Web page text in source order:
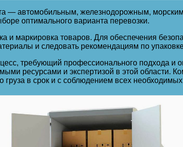
— автомобильным, железнодорожным,
оптимального варианта перевозки.
маркировка товаров. Для обеспечения
и следовать рекомендациям по
требующий профессионального подхода и
ресурсами и экспертизой в этой области.
в срок и с соблюдением всех